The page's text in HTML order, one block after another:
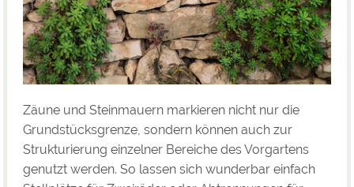
Zäune und Steinmauern markieren nicht nur die
Grundstücksgrenze, sondern können auch zur
Strukturierung einzelner Bereiche des Vorgartens
genutzt werden. So lassen sich wunderbar einfach